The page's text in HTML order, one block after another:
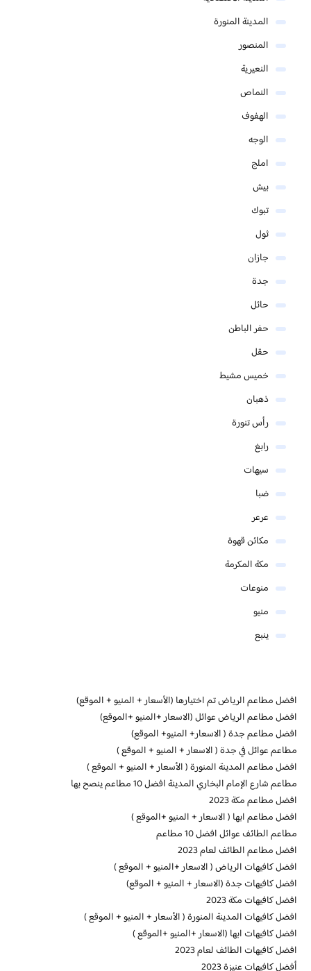
المدينة المنورة
المنصور
النعيرية
النماص
الهفوف
الوجه
املج
بيش
تبوك
ثول
جازان
جدة
حائل
حفر الباطن
حقل
خميس مشيط
ذهبان
رأس تنورة
رابغ
سيهات
ضبا
عرعر
مكائن قهوة
مكة المكرمة
منوعات
منيو
ينبع
افضل مطاعم الرياض تم اختيارها (الأسعار + المنيو + الموقع)
افضل مطاعم الرياض عوائل (الاسعار +المنيو +الموقع)
افضل مطاعم جدة ( الاسعار+ المنيو+ الموقع)
مطاعم عوائل في جدة ( الاسعار + المنيو + الموقع )
افضل مطاعم المدينة المنورة ( الأسعار + المنيو + الموقع )
مطاعم شارع الإمام البخاري المدينة افضل 10 مطاعم ينصح بها
افضل مطاعم مكة 2023
افضل مطاعم ابها ( الاسعار + المنيو +الموقع )
مطاعم الطائف عوائل افضل 10 مطاعم
افضل مطاعم الطائف لعام 2023
افضل كافيهات الرياض ( الاسعار +المنيو + الموقع )
افضل كافيهات جدة (الاسعار + المنيو + الموقع)
افضل كافيهات مكة 2023
افضل كافيهات المدينة المنورة ( الأسعار + المنيو + الموقع )
افضل كافيهات ابها (الاسعار +المنيو +الموقع )
افضل كافيهات الطائف لعام 2023
أفضل كافيهات عنيزة 2023